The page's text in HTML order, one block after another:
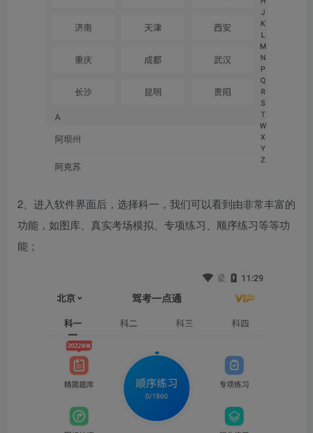
2、进入软件界面后，选择科一，我们可以看到由非常丰富的
功能，如图库、真实考场模拟、专项练习、顺序练习等等功
能；